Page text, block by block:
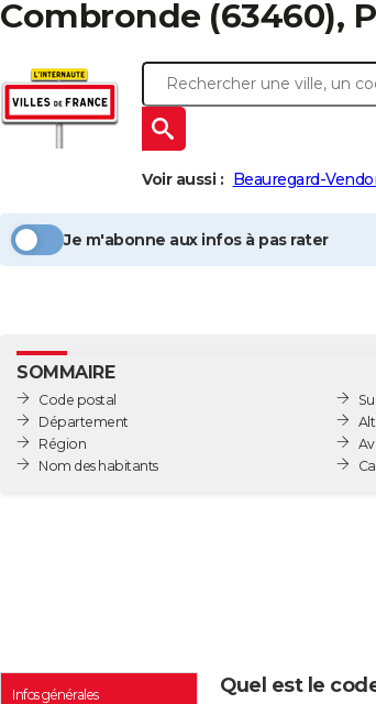
Combronde (63460),
Voir aussi : Beauregard-
Je m'abonne aux infos à pas rater
SOMMAIRE
Code postal
Département
Région
Nom des habitants
Infos générales Quel est le